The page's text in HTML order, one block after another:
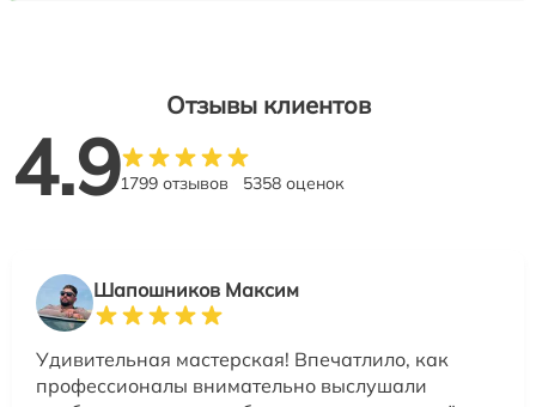
Отзывы клиентов
4.91799 отзывов 5358 оценок
Шапошников Максим
Удивительная мастерская! Впечатлило, как
профессионалы внимательно выслушали